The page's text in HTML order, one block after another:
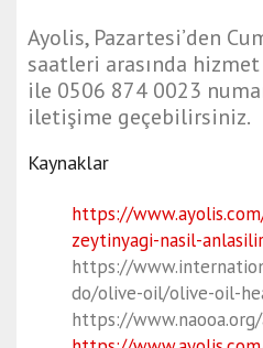
Ayolis, Pazartesi’den
saatleri arasında
ile 0506 874 0023
iletişime geçebilirsiniz.
Kaynaklar
https://
zeytinyagi-nasil-anlasilir
https://
do/olive-oil/olive-oil-
https://